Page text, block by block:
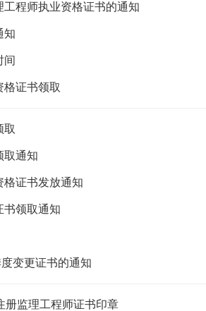
程师执业资格证书的通知
知
间
格证书领取
取
取通知
证书发放通知
书领取通知
变更证书的通知
册监理工程师证书印章